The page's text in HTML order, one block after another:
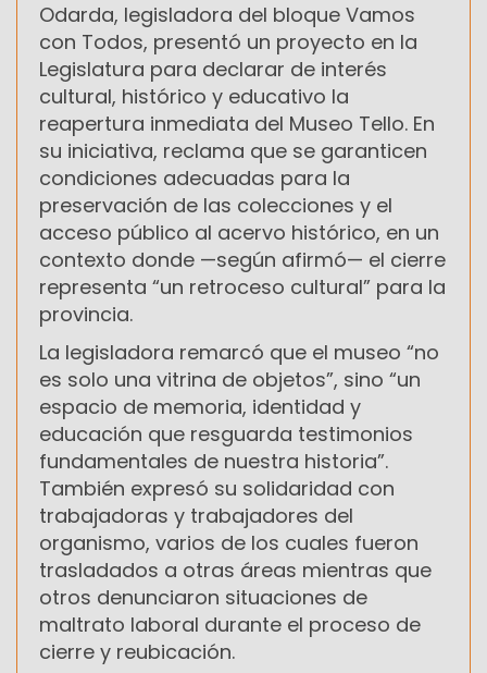
Odarda, legisladora del bloque Vamos
con Todos, presentó un proyecto en la
Legislatura para declarar de interés
cultural, histórico y educativo la
reapertura inmediata del Museo Tello. En
su iniciativa, reclama que se garanticen
condiciones adecuadas para la
preservación de las colecciones y el
acceso público al acervo histórico, en un
contexto donde —según afirmó— el cierre
representa “un retroceso cultural” para la
provincia.
La legisladora remarcó que el museo “no
es solo una vitrina de objetos”, sino “un
espacio de memoria, identidad y
educación que resguarda testimonios
fundamentales de nuestra historia”.
También expresó su solidaridad con
trabajadoras y trabajadores del
organismo, varios de los cuales fueron
trasladados a otras áreas mientras que
otros denunciaron situaciones de
maltrato laboral durante el proceso de
cierre y reubicación.